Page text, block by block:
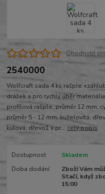
Ohodnotit
2540000
Wolfcraft sada 4 ks rašple
drážek a pro rychlý úběr
profilová rašple, průměr 12 mm,
průměr 5 - 12 mm, kuželovitá,
kulová, dřevo1 x pr... celý popis
Dostupnost
Skladem
Doba dodání
Zboží Vám
Stačí, když
15:00